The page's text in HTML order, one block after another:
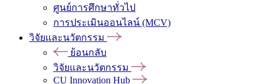
ศูนย์การศึกษาทั่วไป
การประเมินออนไลน์ (MCV)
วิจัยและนวัตกรรม
ย้อนกลับ
วิจัยและนวัตกรรม
CU Innovation Hub